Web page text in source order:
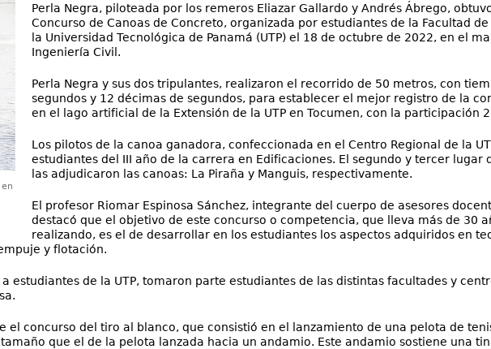
Perla Negra, piloteada por los remeros Eliazar Gallardo y Andrés Ábrego,
Concurso de Canoas de Concreto, organizada por estudiantes de la Facultad
la Universidad Tecnológica de Panamá (UTP) el 18 de octubre de 2022, en el
Ingeniería Civil.
Perla Negra y sus dos tripulantes, realizaron el recorrido de 50 metros, con
segundos y 12 décimas de segundos, para establecer el mejor registro de la
en el lago artificial de la Extensión de la UTP en Tocumen, con la participación
Los pilotos de la canoa ganadora, confeccionada en el Centro Regional de la
estudiantes del III año de la carrera en Edificaciones. El segundo y tercer lugar
las adjudicaron las canoas: La Piraña y Manguis, respectivamente.
El profesor Riomar Espinosa Sánchez, integrante del cuerpo de asesores
destacó que el objetivo de este concurso o competencia, que lleva más de 30
realizando, es el de desarrollar en los estudiantes los aspectos adquiridos en
y flotación.
estudiantes de la UTP, tomaron parte estudiantes de las distintas facultades y
el concurso del tiro al blanco, que consistió en el lanzamiento de una pelota de
que el de la pelota lanzada hacia un andamio. Este andamio sostiene una